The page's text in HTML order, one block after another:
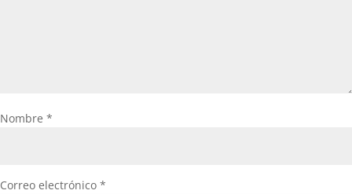
Nombre *
Correo electrónico *